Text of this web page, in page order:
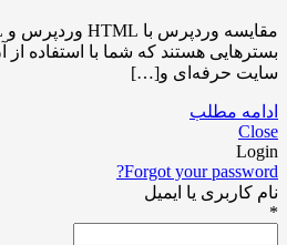
بسترهایی هستند که شما با استفاده از
سایت حرفه‌ای و[…]
ادامه مطلب
Close
Login
Forgot your password?
نام کاربری یا ایمیل
*